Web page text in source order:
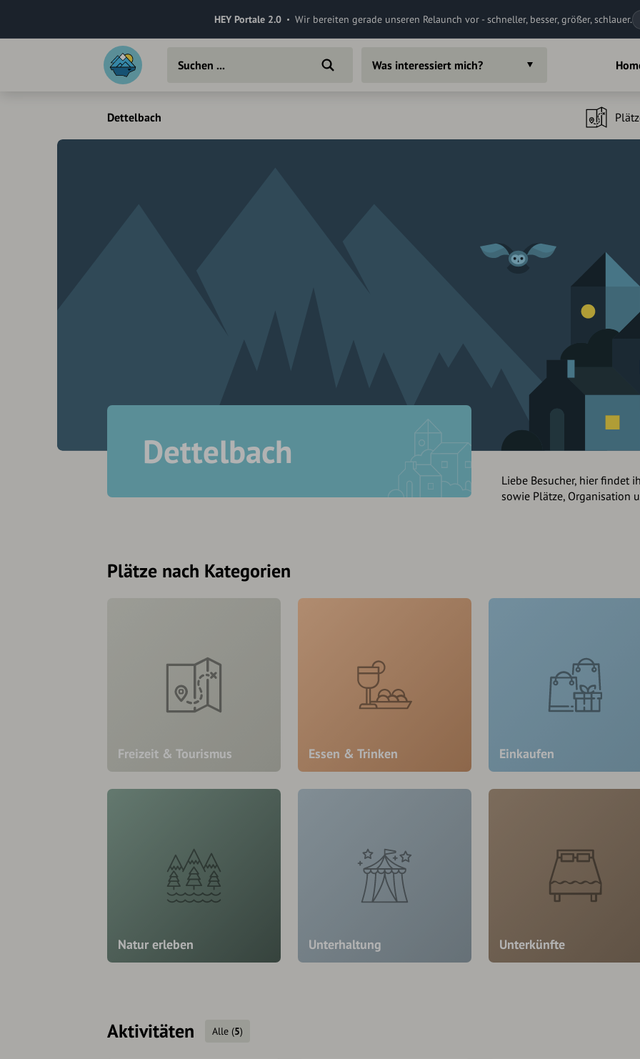
HEY Portale 2.0 Wir bereiten gerade unseren Relaunch vor - schneller, besser, größer, schlauer.
Was interessiert mich?
Dettelbach
Dettelbach
Liebe Besucher, hier findet
sowie Plätze, Organisation
Plätze nach Kategorien
Freizeit & Tourismus Essen & Trinken Einkaufen
Natur erleben Unterhaltung Unterkünfte
Aktivitäten Alle (5)